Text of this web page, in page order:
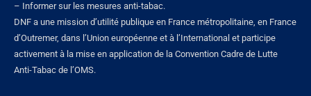
– Informer sur les mesures anti-tabac.
DNF a une mission d’utilité publique en France métropolitaine, en France
d’Outremer, dans l’Union européenne et à l’International et participe
activement à la mise en application de la Convention Cadre de Lutte
Anti-Tabac de l’OMS.